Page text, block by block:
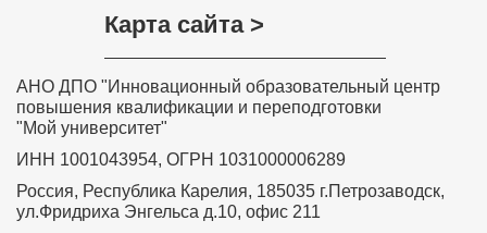
Карта сайта >
АНО ДПО "Инновационный образовательный центр
повышения квалификации и переподготовки
"Мой университет"
ИНН 1001043954, ОГРН 1031000006289
Россия, Республика Карелия, 185035 г.Петрозаводск,
ул.Фридриха Энгельса д.10, офис 211